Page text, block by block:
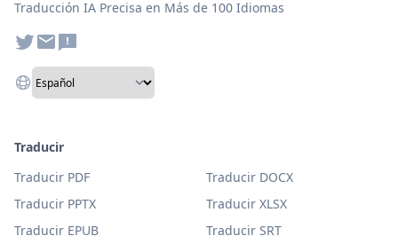
Traducción IA Precisa en Más de 100 Idiomas
Traducir
Traducir PDF
Traducir DOCX
Traducir PPTX
Traducir XLSX
Traducir EPUB
Traducir SRT